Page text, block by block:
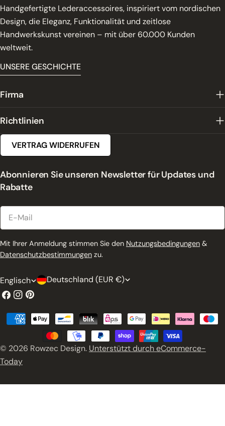
Handgefertigte Lederaccessoires, inspiriert vom nordischen
Design, die Eleganz, Funktionalität und zeitlose
Handwerkskunst vereinen – mit über 60.000 Kunden
weltweit.
UNSERE GESCHICHTE
Firma
Richtlinien
Abonnieren Sie unseren Newsletter für Updates und
Rabatte
Mit Ihrer Anmeldung stimmen Sie den Nutzungsbedingungen &
Datenschutzbestimmungen zu.
VERTRAG WIDERRUFEN
S
p
c
h
e
Englisch L
n
d
/
Deutschland (EUR €)
Facebook
Instagram
Pinterest
© 2026 Rowzec Design. Unterstützt durch eCommerce-
Today
Zahlungsmethoden